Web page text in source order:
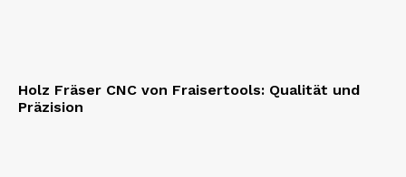
Holz Fräser CNC von Fraisertools: Qualität und
Präzision